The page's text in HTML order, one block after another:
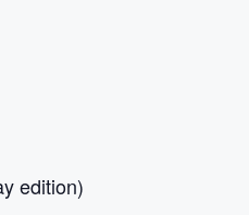
edition)